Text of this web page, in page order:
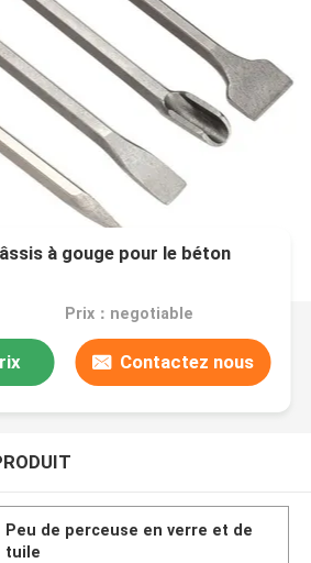
à gouge pour le béton
Prix：negotiable
Contactez nous
Peu de perceuse en verre et de
tuile